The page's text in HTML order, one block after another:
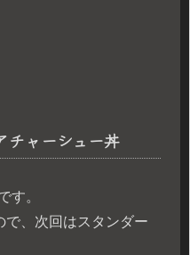
チャーシュー丼
す。
で、次回はスタンダー